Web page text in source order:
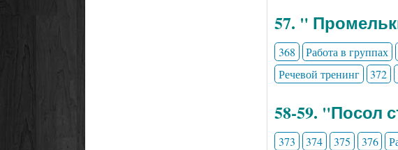
57. "
368 Работа в группах
Речевой тренинг
372
58-59. "Посол
373 374 375 376